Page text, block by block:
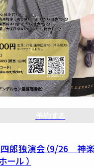
郎独演会（9/26 神
ル ）